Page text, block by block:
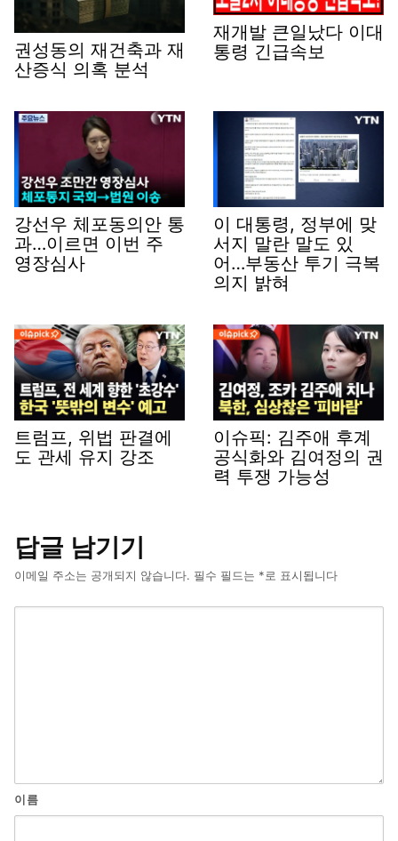
권성동의 재건축과 재
산증식 의혹 분석
재개발 큰일났다 이대
통령 긴급속보
강선우 체포동의안 통
과…이르면 이번 주
영장심사
이 대통령, 정부에 맞
서지 말란 말도 있
어…부동산 투기 극복
의지 밝혀
트럼프, 위법 판결에
도 관세 유지 강조
이슈픽: 김주애 후계
공식화와 김여정의 권
력 투쟁 가능성
답글 남기기
이메일 주소는 공개되지 않습니다. 필수 필드는 *로 표시됩니다
이름